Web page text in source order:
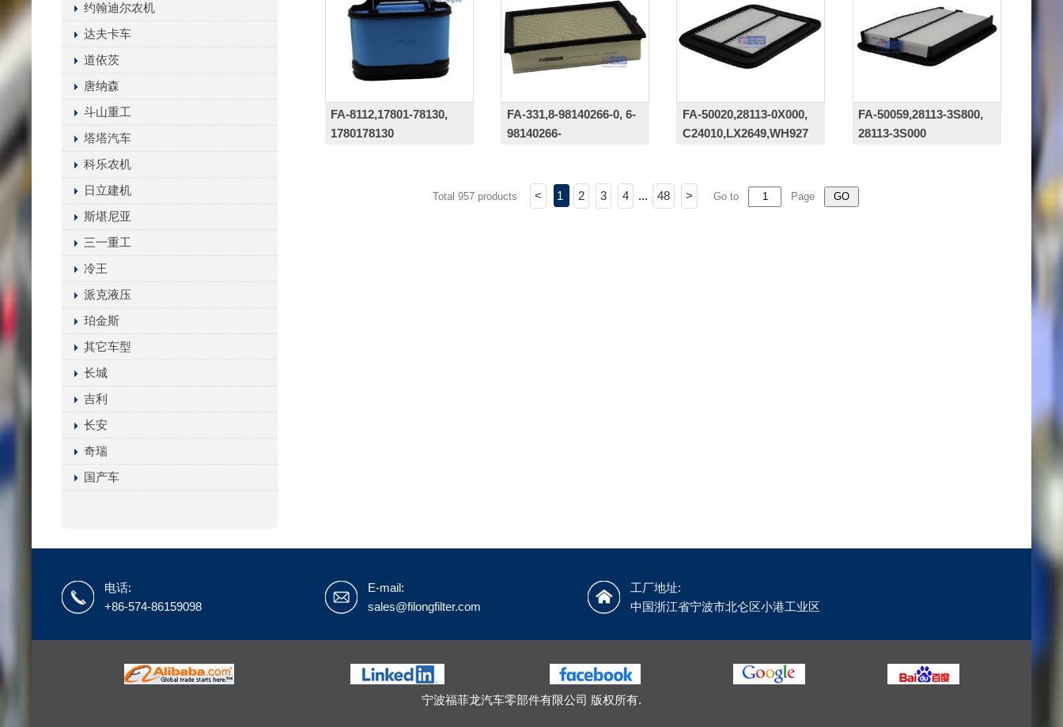
约翰迪尔农机
达夫卡车
道依茨
唐纳森
斗山重工
塔塔汽车
科乐农机
日立建机
斯堪尼亚
三一重工
冷王
派克液压
珀金斯
其它车型
长城
吉利
长安
奇瑞
国产车
FA-8112,17801-78130,
1780178130
FA-331,8-98140266-0, 6-
98140266-
FA-50020,28113-0X000,
C24010,LX2649,WH927
FA-50059,28113-3S800,
28113-3S000
Total 957 products < 1 2 3 4 ... 48 > Go to Page
电话:
+86-574-86159098
E-mail:
sales@filongfilter.com
工厂地址:
中国浙江省宁波市北仑区小港工业区
宁波福菲龙汽车零部件有限公司 版权所有.